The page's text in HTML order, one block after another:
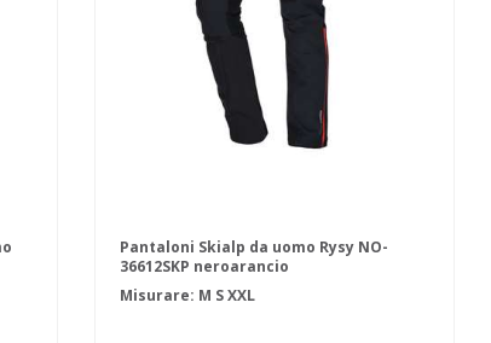
Pantaloni Skialp da uomo Rysy NO-
36612SKP neroarancio
Misurare: M SXXL